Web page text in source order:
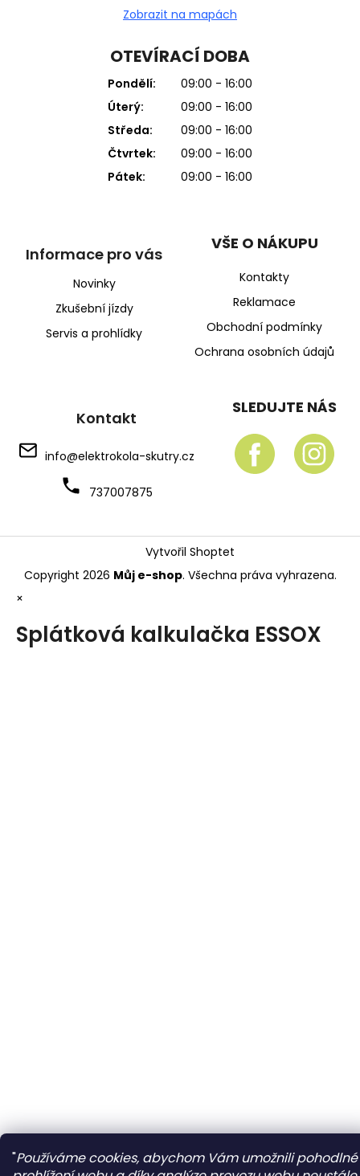
"Používáme cookies, abychom Vám umožnili pohodlné
Zobrazit na mapách
OTEVÍRACÍ DOBA
Pondělí:
09:00 - 16:00
Úterý:
09:00 - 16:00
Středa:
09:00 - 16:00
Čtvrtek:
09:00 - 16:00
Pátek:
09:00 - 16:00
Informace pro vás
Novinky
Zkušební jízdy
Servis a prohlídky
VŠE O NÁKUPU
Kontakty
Reklamace
Obchodní podmínky
Ochrana osobních údajů
Kontakt
info@elektrokola-skutry.cz
737007875
SLEDUJTE NÁS
Vytvořil Shoptet
Copyright 2026 Můj e-shop. Všechna práva vyhrazena.
×
Splátková kalkulačka ESSOX